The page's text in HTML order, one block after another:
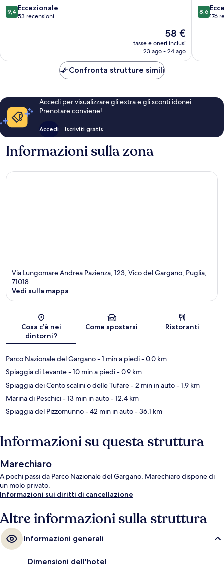
9.4
su
9,4 Eccezionale
53 recensioni
Il
prezzo
attuale
58 €
tasse e oneri inclusi
23 ago - 24 ago
8.6
su
8,6
176
Confronta strutture simili
Accedi per visualizzare gli extra e gli sconti idonei.
Prenotare conviene!
Accedi Iscriviti gratis
Informazioni sulla zona
Via Lungomare Andrea Pazienza, 123, Vico del Gargano, Puglia,
71018
Vedi sulla mappa
Cosa c’è nei
dintorni?
Come spostarsi Ristoranti
Parco Nazionale del Gargano- 1 min a piedi- 0.0 km
Spiaggia di Levante- 10 min a piedi- 0.9 km
Spiaggia dei Cento scalini o delle Tufare- 2 min in auto- 1.9 km
Marina di Peschici- 13 min in auto- 12.4 km
Spiaggia del Pizzomunno- 42 min in auto- 36.1 km
Informazioni su questa struttura
Marechiaro
A pochi passi da Parco Nazionale del Gargano, Marechiaro dispone di
un molo privato.
Informazioni sui diritti di cancellazione
Altre informazioni sulla struttura
Informazioni generali
Dimensioni dell'hotel